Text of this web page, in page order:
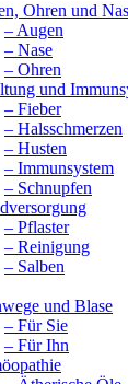
Ohren und
– Augen
– Nase
– Ohren
und
– Fieber
– Halsschmerzen
– Husten
– Immunsystem
– Schnupfen
– Pflaster
– Reinigung
– Salben
und Blase
– Für Sie
– Für Ihn